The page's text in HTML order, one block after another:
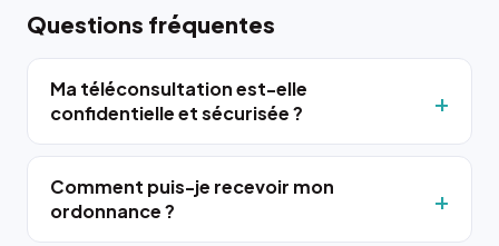
Questions fréquentes
Ma téléconsultation est-elle
confidentielle et sécurisée ?
Comment puis-je recevoir mon
ordonnance ?